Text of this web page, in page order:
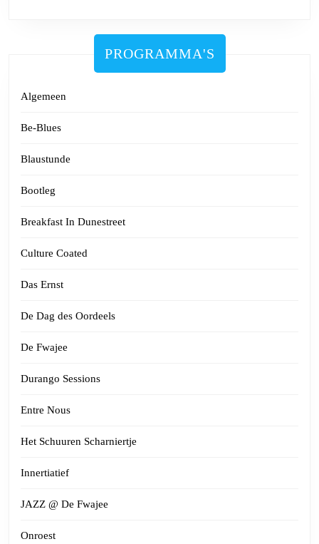
PROGRAMMA'S
Algemeen
Be-Blues
Blaustunde
Bootleg
Breakfast In Dunestreet
Culture Coated
Das Ernst
De Dag des Oordeels
De Fwajee
Durango Sessions
Entre Nous
Het Schuuren Scharniertje
Innertiatief
JAZZ @ De Fwajee
Onroest